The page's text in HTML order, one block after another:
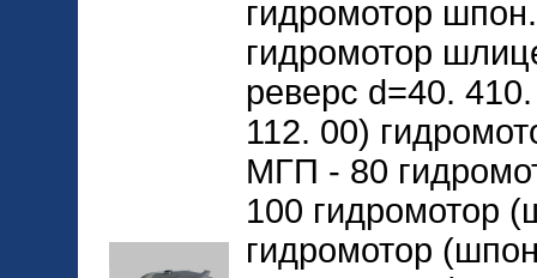
гидромотор
гидромотор
реверс d=40.
112. 00)
МГП - 80
100 гидромотор
гидромотор